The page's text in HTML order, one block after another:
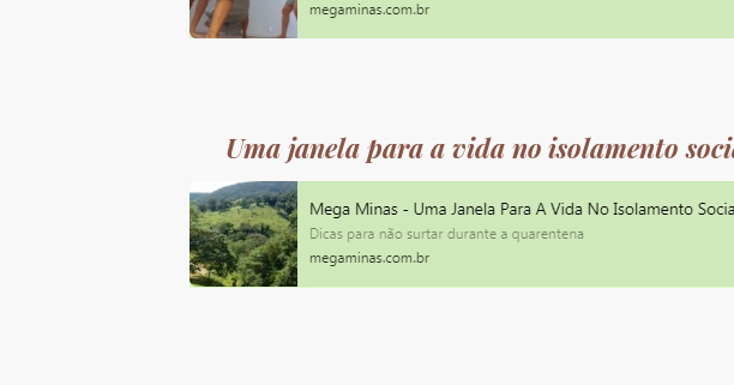
Uma janela para a vida no isolamento